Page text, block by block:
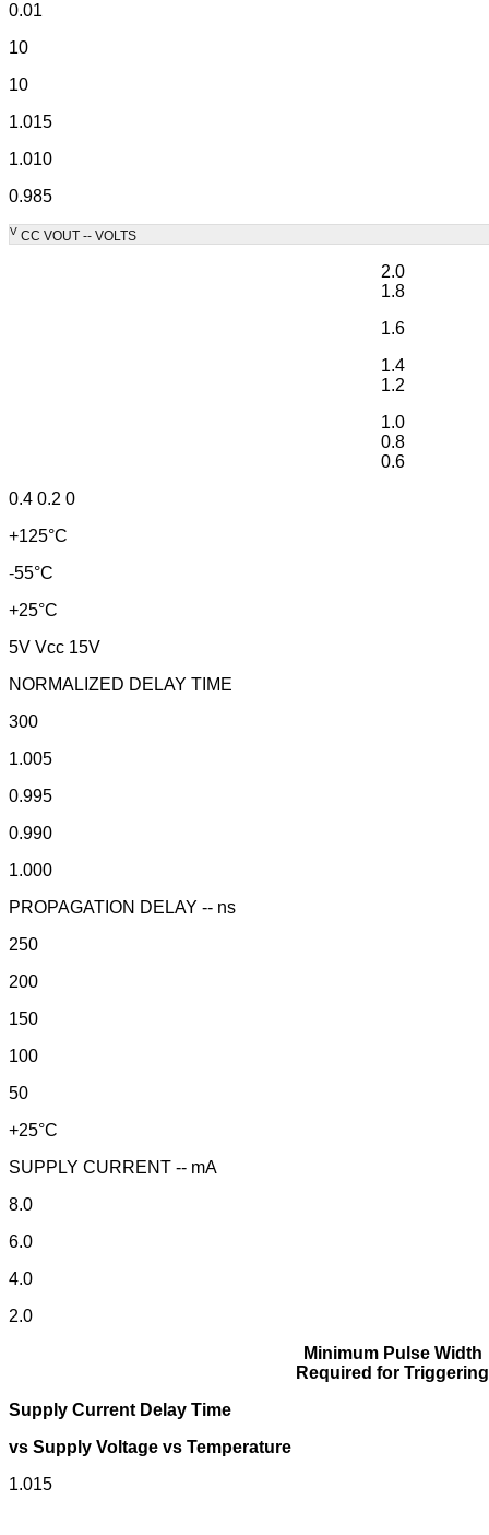
0.01
10
10
1.015
1.010
0.985
V CC VOUT -- VOLTS
2.0
1.8
1.6
1.4
1.2
1.0
0.8
0.6
0.4 0.2 0
+125°C
-55°C
+25°C
5V Vcc 15V
NORMALIZED DELAY TIME
300
1.005
0.995
0.990
1.000
PROPAGATION DELAY -- ns
250
200
150
100
50
+25°C
SUPPLY CURRENT -- mA
8.0
6.0
4.0
2.0
Minimum Pulse Width
Required for Triggering
Supply Current Delay Time
vs Supply Voltage vs Temperature
1.015